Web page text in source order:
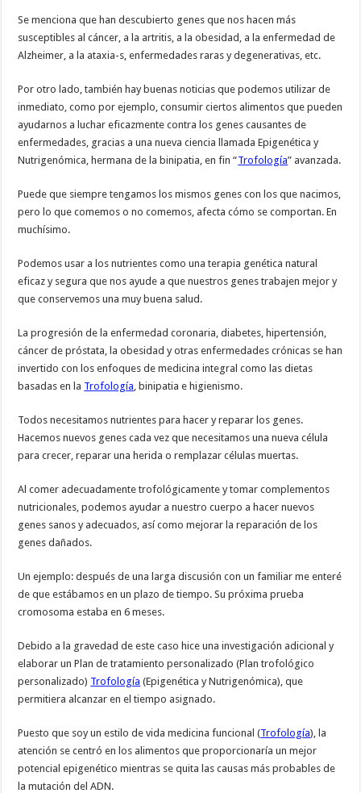
Se menciona que han descubierto genes que nos hacen más
susceptibles al cáncer, a la artritis, a la obesidad, a la enfermedad de
Alzheimer, a la ataxia-s, enfermedades raras y degenerativas, etc.
Por otro lado, también hay buenas noticias que podemos utilizar de
inmediato, como por ejemplo, consumir ciertos alimentos que pueden
ayudarnos a luchar eficazmente contra los genes causantes de
enfermedades, gracias a una nueva ciencia llamada Epigenética y
Nutrigenómica, hermana de la binipatia, en fin “Trofología” avanzada.
Puede que siempre tengamos los mismos genes con los que nacimos,
pero lo que comemos o no comemos, afecta cómo se comportan. En
muchísimo.
Podemos usar a los nutrientes como una terapia genética natural
eficaz y segura que nos ayude a que nuestros genes trabajen mejor y
que conservemos una muy buena salud.
La progresión de la enfermedad coronaria, diabetes, hipertensión,
cáncer de próstata, la obesidad y otras enfermedades crónicas se han
invertido con los enfoques de medicina integral como las dietas
basadas en la Trofología , binipatia e higienismo.
Todos necesitamos nutrientes para hacer y reparar los genes.
Hacemos nuevos genes cada vez que necesitamos una nueva célula
para crecer, reparar una herida o remplazar células muertas.
Al comer adecuadamente trofológicamente y tomar complementos
nutricionales, podemos ayudar a nuestro cuerpo a hacer nuevos
genes sanos y adecuados, así como mejorar la reparación de los
genes dañados.
Un ejemplo: después de una larga discusión con un familiar me enteré
de que estábamos en un plazo de tiempo. Su próxima prueba
cromosoma estaba en 6 meses.
Debido a la gravedad de este caso hice una investigación adicional y
elaborar un Plan de tratamiento personalizado (Plan trofológico
personalizado) Trofología (Epigenética y Nutrigenómica), que
permitiera alcanzar en el tiempo asignado.
Puesto que soy un estilo de vida medicina funcional (Trofología), la
atención se centró en los alimentos que proporcionaría un mejor
potencial epigenético mientras se quita las causas más probables de
la mutación del ADN.